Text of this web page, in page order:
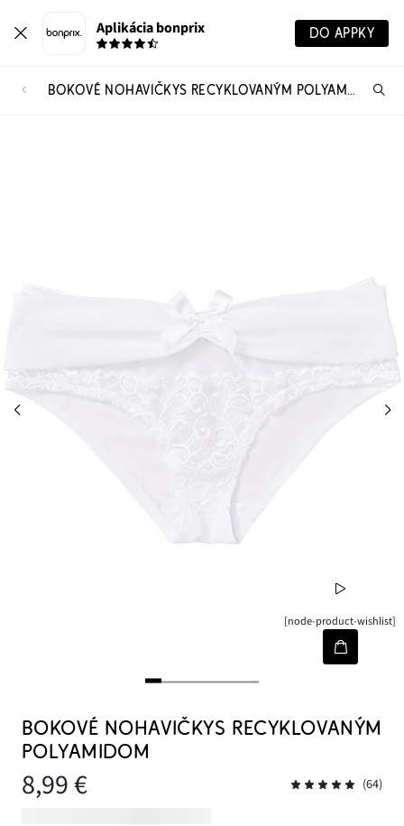
Aplikácia bonprix DO APPKY
BOKOVÉ NOHAVIČKYS RECYKLOVANÝM POLYAMIDOM
[node-product-wishlist]
BOKOVÉ NOHAVIČKYS RECYKLOVANÝM
POLYAMIDOM
8,99 € (64)